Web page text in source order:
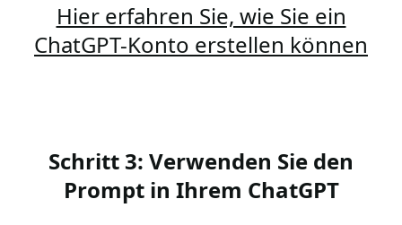
Hier erfahren Sie, wie Sie ein
ChatGPT-Konto erstellen können
Schritt 3: Verwenden Sie den
Prompt in Ihrem ChatGPT